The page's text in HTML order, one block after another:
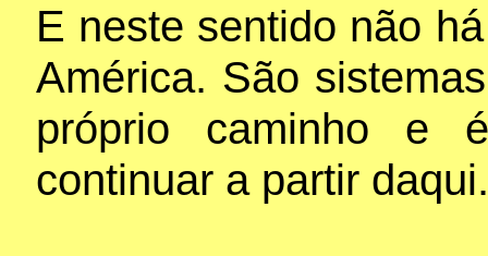
E neste sentido não
América. São
próprio caminho e
continuar a partir daqui.